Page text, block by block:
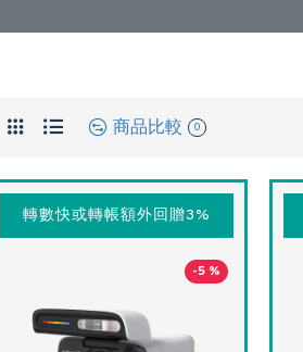
商品比較 0
轉數快或轉帳額外回贈3%
-5 %